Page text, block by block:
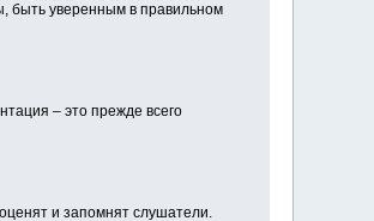
быть уверенным в правильном
– это прежде всего
и запомнят слушатели.